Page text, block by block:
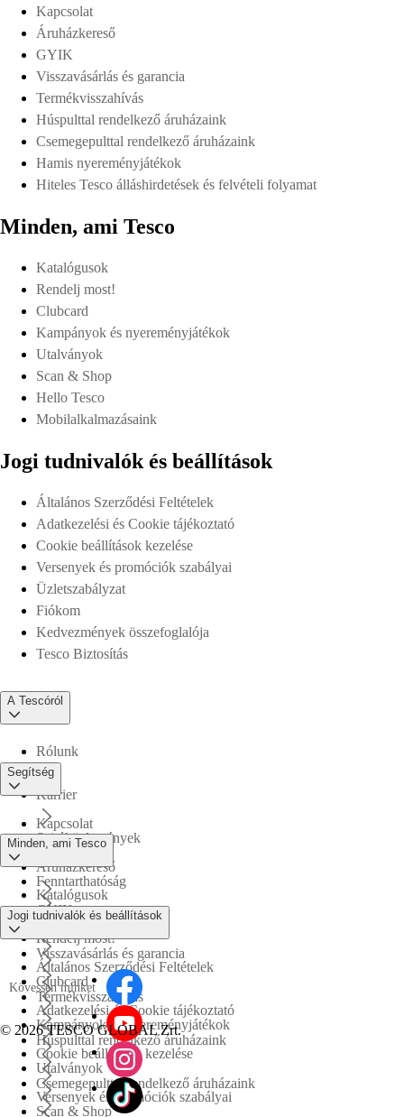
Kapcsolat
Áruházkereső
GYIK
Visszavásárlás és garancia
Termékvisszahívás
Húspulttal rendelkező áruházaink
Csemegepulttal rendelkező áruházaink
Hamis nyereményjátékok
Hiteles Tesco álláshirdetések és felvételi folyamat
Minden, ami Tesco
Katalógusok
Rendelj most!
Clubcard
Kampányok és nyereményjátékok
Utalványok
Scan & Shop
Hello Tesco
Mobilalkalmazásaink
Jogi tudnivalók és beállítások
Általános Szerződési Feltételek
Adatkezelési és Cookie tájékoztató
Cookie beállítások kezelése
Versenyek és promóciók szabályai
Üzletszabályzat
Fiókom
Kedvezmények összefoglalója
Tesco Biztosítás
A Tescóról
Rólunk
Karrier
Sajtóközlemények
Fenntarthatóság
Tesco PLC
Segítség
Kapcsolat
Áruházkereső
GYIK
Visszavásárlás és garancia
Termékvisszahívás
Húspulttal rendelkező áruházaink
Csemegepulttal rendelkező áruházaink
Minden, ami Tesco
Katalógusok
Rendelj most!
Clubcard
Kampányok és nyereményjátékok
Utalványok
Scan & Shop
Jogi tudnivalók és beállítások
Általános Szerződési Feltételek
Adatkezelési és Cookie tájékoztató
Cookie beállítások kezelése
Versenyek és promóciók szabályai
Kövessen minket
© 2026 TESCO GLOBAL Zrt.